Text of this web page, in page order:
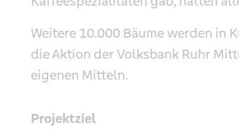
Weitere 10.000 Bäume werden in
die Aktion der Volksbank Ruhr
eigenen Mitteln.
Projektziel